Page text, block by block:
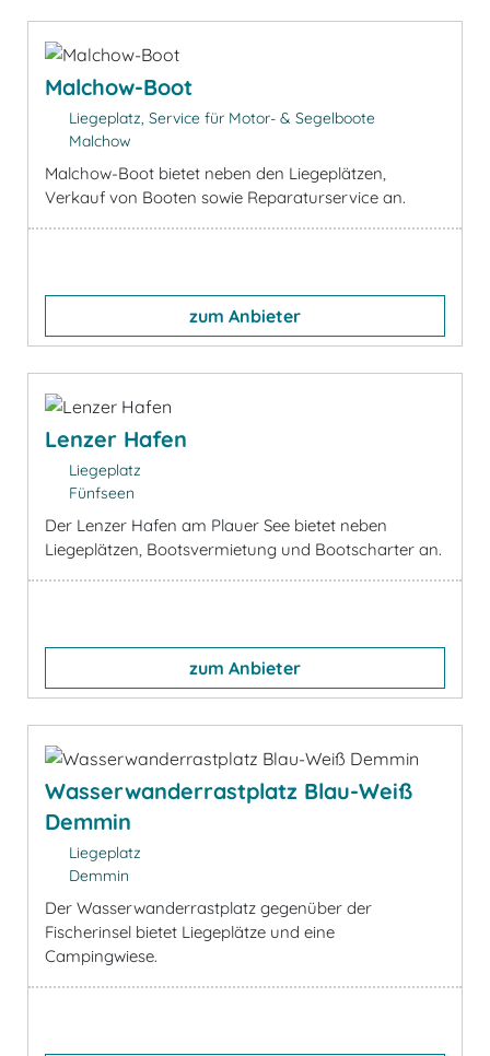
Malchow-Boot
Liegeplatz, Service für Motor- & Segelboote
Malchow
Malchow-Boot bietet neben den Liegeplätzen,
Verkauf von Booten sowie Reparaturservice an.
zum Anbieter
Lenzer Hafen
Liegeplatz
Fünfseen
Der Lenzer Hafen am Plauer See bietet neben
Liegeplätzen, Bootsvermietung und Bootscharter an.
zum Anbieter
Wasserwanderrastplatz Blau-Weiß
Demmin
Liegeplatz
Demmin
Der Wasserwanderrastplatz gegenüber der
Fischerinsel bietet Liegeplätze und eine
Campingwiese.